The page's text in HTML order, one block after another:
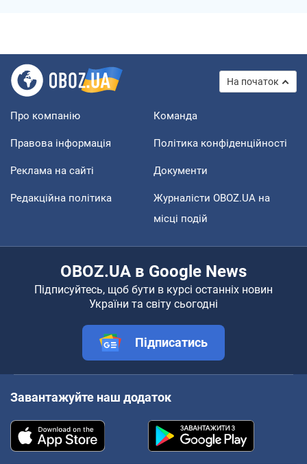
На початок
Про компанію Команда
Правова інформація Політика конфіденційності
Реклама на сайті Документи
Редакційна політика
Журналісти OBOZ.UA на
місці подій
OBOZ.UA в Google News
Підписуйтесь, щоб бути в курсі останніх новин
України та світу сьогодні
Підписатись
Завантажуйте наш додаток